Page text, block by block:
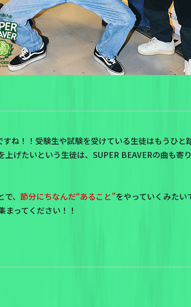
ね！！受験生や試験を受けている生徒はもうひと
げたいという生徒は、SUPER BEAVERの曲も寄
、 節分にちなんだ“あること”をやっていくみたい
ってください！！